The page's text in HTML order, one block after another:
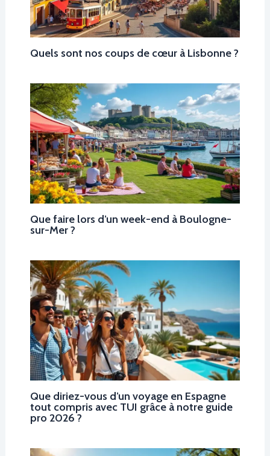
Quels sont nos coups de cœur à Lisbonne ?
Que faire lors d’un week-end à Boulogne-
sur-Mer ?
Que diriez-vous d’un voyage en Espagne
tout compris avec TUI grâce à notre guide
pro 2026 ?